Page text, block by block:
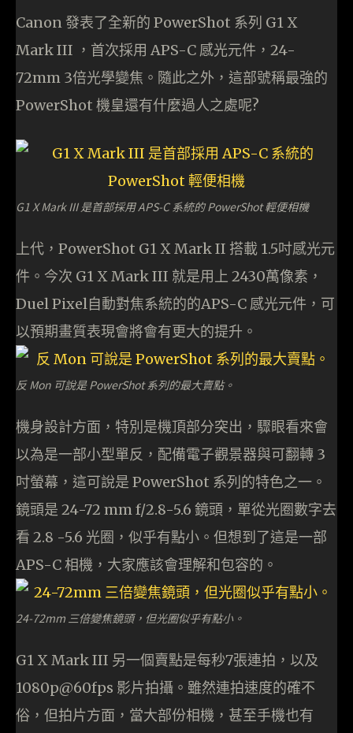
Canon 發表了全新的 PowerShot 系列 G1 X
Mark III ，首次採用 APS-C 感光元件，24-
72mm 3倍光學變焦。隨此之外，這部號稱最強的
PowerShot 機皇還有什麼過人之處呢?
G1 X Mark III 是首部採用 APS-C 系統的 PowerShot 輕便相機
上代，PowerShot G1 X Mark II 搭載 1.5吋感光元
件。今次 G1 X Mark III 就是用上 2430萬像素，
Duel Pixel自動對焦系統的的APS-C 感光元件，可
以預期畫質表現會將會有更大的提升。
反 Mon 可說是 PowerShot 系列的最大賣點。
機身設計方面，特別是機頂部分突出，驟眼看來會
以為是一部小型單反，配備電子觀景器與可翻轉 3
吋螢幕，這可說是 PowerShot 系列的特色之一。
鏡頭是 24-72 mm f/2.8-5.6 鏡頭，單從光圈數字去
看 2.8 -5.6 光圈，似乎有點小。但想到了這是一部
APS-C 相機，大家應該會理解和包容的。
24-72mm 三倍變焦鏡頭，但光圈似乎有點小。
G1 X Mark III 另一個賣點是每秒7張連拍，以及
1080p@60fps 影片拍攝。雖然連拍速度的確不
俗，但拍片方面，當大部份相機，甚至手機也有